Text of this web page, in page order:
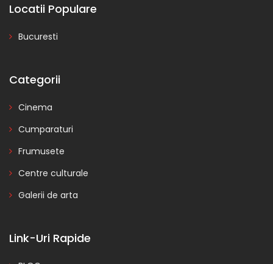
Locatii Populare
Bucuresti
Categorii
Cinema
Cumparaturi
Frumusete
Centre culturale
Galerii de arta
Link-Uri Rapide